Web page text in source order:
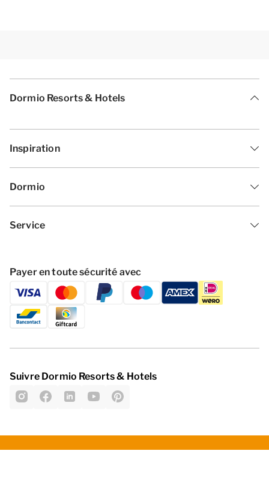
Dormio Resorts & Hotels
Inspiration
Dormio
Service
Payer en toute sécurité avec
Suivre Dormio Resorts & Hotels